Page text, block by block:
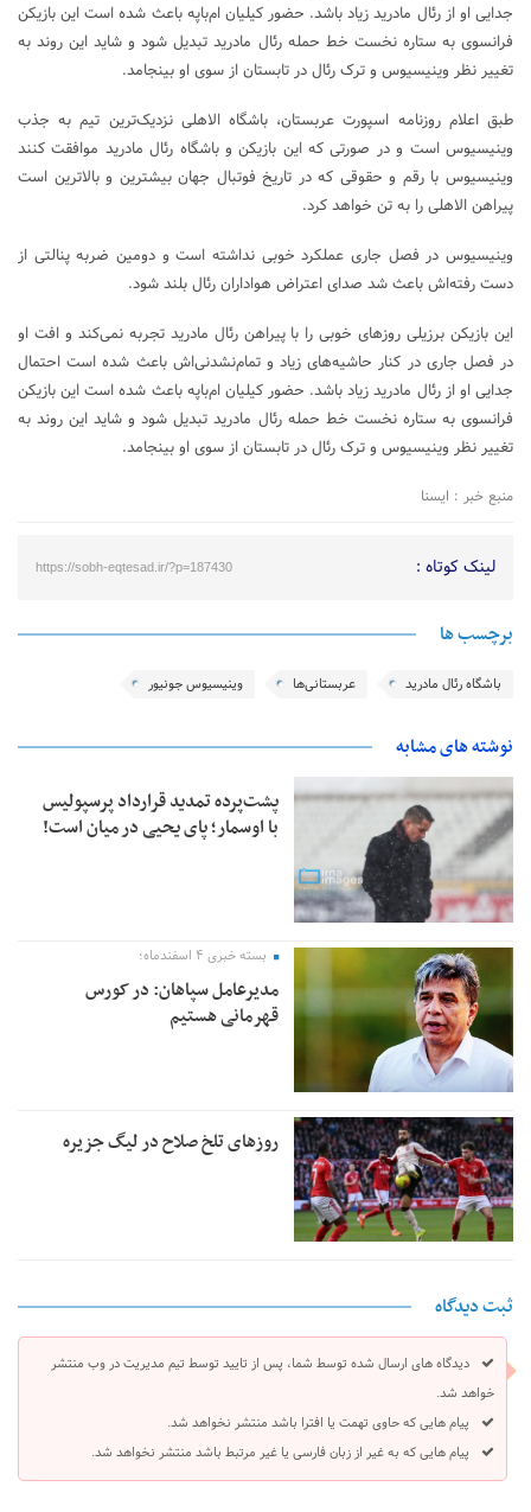
جدایی او از رئال مادرید زیاد باشد. حضور کیلیان ام‌باپه باعث شده است این بازیکن
فرانسوی به ستاره نخست خط حمله رئال مادرید تبدیل شود و شاید این روند به
تغییر نظر وینیسیوس و ترک رئال در تابستان از سوی او بینجامد.
طبق اعلام روزنامه اسپورت عربستان، باشگاه الاهلی نزدیک‌ترین تیم به جذب
وینیسیوس است و در صورتی که این بازیکن و باشگاه رئال مادرید موافقت کنند
وینیسیوس با رقم و حقوقی که در تاریخ فوتبال جهان بیشترین و بالاترین است
پیراهن الاهلی را به تن خواهد کرد.
وینیسیوس در فصل جاری عملکرد خوبی نداشته است و دومین ضربه پنالتی‌ از
دست رفته‌اش باعث شد صدای اعتراض هواداران رئال بلند شود.
این بازیکن برزیلی روزهای خوبی را با پیراهن رئال مادرید تجربه نمی‌کند و افت او
در فصل جاری در کنار حاشیه‌های زیاد و تمام‌نشدنی‌اش باعث شده است احتمال
جدایی او از رئال مادرید زیاد باشد. حضور کیلیان ام‌باپه باعث شده است این بازیکن
فرانسوی به ستاره نخست خط حمله رئال مادرید تبدیل شود و شاید این روند به
تغییر نظر وینیسیوس و ترک رئال در تابستان از سوی او بینجامد.
منبع خبر : ایسنا
لینک کوتاه : https://sobh-eqtesad.ir/?p=187430
برچسب ها
باشگاه رئال مادرید عربستانی‌ها وینیسیوس جونیور
نوشته های مشابه
پشت‌پرده تمدید قرارداد پرسپولیس
با اوسمار؛ پای یحیی در میان است!
بسته خبری ۴ اسفندماه؛
مدیرعامل سپاهان: در کورس
قهرمانی هستیم
روزهای تلخ صلاح در لیگ جزیره
ثبت دیدگاه
دیدگاه های ارسال شده توسط شما، پس از تایید توسط تیم مدیریت در وب منتشر
خواهد شد.
پیام هایی که حاوی تهمت یا افترا باشد منتشر نخواهد شد.
پیام هایی که به غیر از زبان فارسی یا غیر مرتبط باشد منتشر نخواهد شد.